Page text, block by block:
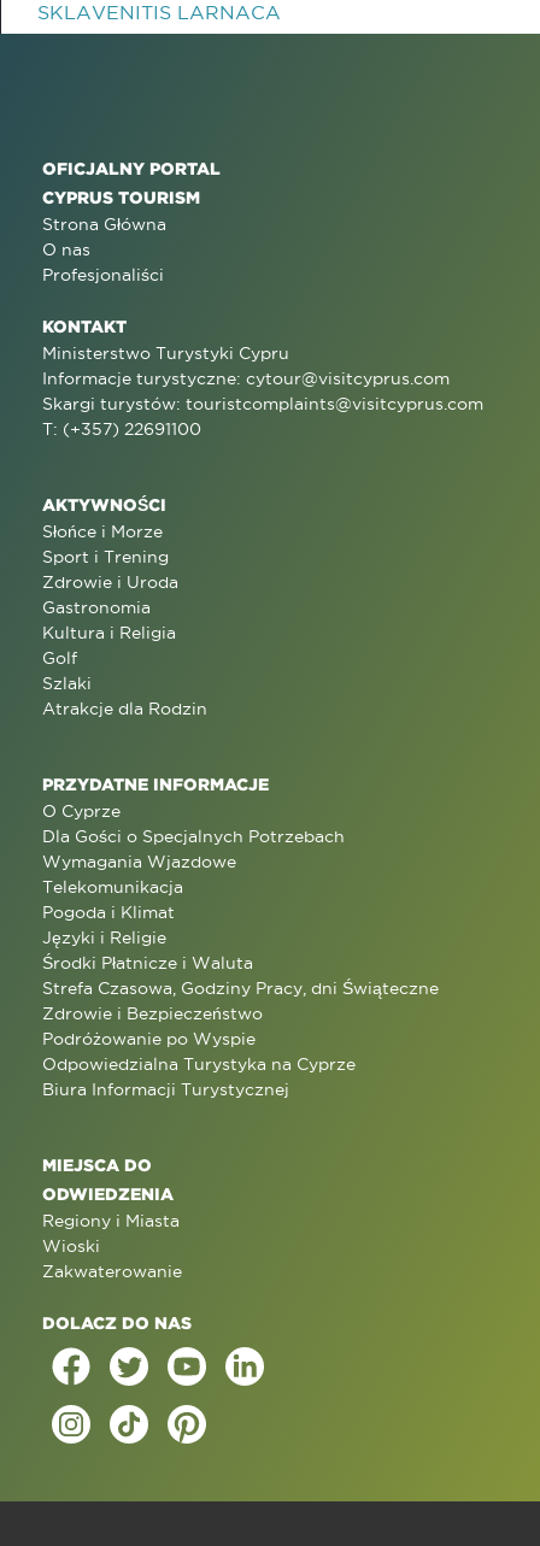
SKLAVENITIS LARNACA
OFICJALNY PORTAL
CYPRUS TOURISM
Strona Główna
O nas
Profesjonaliści
KONTAKT
Ministerstwo Turystyki Cypru
Informacje turystyczne: cytour@visitcyprus.com
Skargi turystów: touristcomplaints@visitcyprus.com
T: (+357) 22691100
AKTYWNOŚCI
Słońce i Morze
Sport i Trening
Zdrowie i Uroda
Gastronomia
Kultura i Religia
Golf
Szlaki
Atrakcje dla Rodzin
PRZYDATNE INFORMACJE
O Cyprze
Dla Gości o Specjalnych Potrzebach
Wymagania Wjazdowe
Telekomunikacja
Pogoda i Klimat
Języki i Religie
Środki Płatnicze i Waluta
Strefa Czasowa, Godziny Pracy, dni Świąteczne
Zdrowie i Bezpieczeństwo
Podróżowanie po Wyspie
Odpowiedzialna Turystyka na Cyprze
Biura Informacji Turystycznej
MIEJSCA DO
ODWIEDZENIA
Regiony i Miasta
Wioski
Zakwaterowanie
DOLACZ DO NAS